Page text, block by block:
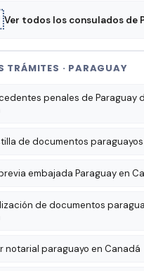
Ver todos los consulados de
TRÁMITES · PARAGUAY
penales de Paraguay
de documentos
embajada Paraguay en
de documentos
notarial paraguayo en Canadá